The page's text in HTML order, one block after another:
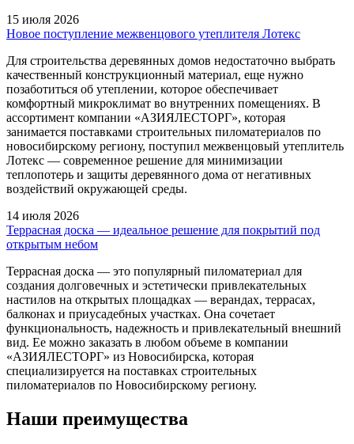
15 июля 2026
Новое поступление межвенцового утеплителя Лотекс
Для строительства деревянных домов недостаточно выбрать
качественный конструкционный материал, еще нужно
позаботиться об утеплении, которое обеспечивает
комфортный микроклимат во внутренних помещениях. В
ассортимент компании «АЗИЯЛЕСТОРГ», которая
занимается поставками строительных пиломатериалов по
новосибирскому региону, поступил межвенцовый утеплитель
Лотекс — современное решение для минимизации
теплопотерь и защиты деревянного дома от негативных
воздействий окружающей среды.
14 июля 2026
Террасная доска — идеальное решение для покрытий под
открытым небом
Террасная доска — это популярный пиломатериал для
создания долговечных и эстетически привлекательных
настилов на открытых площадках — верандах, террасах,
балконах и приусадебных участках. Она сочетает
функциональность, надежность и привлекательный внешний
вид. Ее можно заказать в любом объеме в компании
«АЗИЯЛЕСТОРГ» из Новосибирска, которая
специализируется на поставках строительных
пиломатериалов по Новосибирскому региону.
Наши преимущества